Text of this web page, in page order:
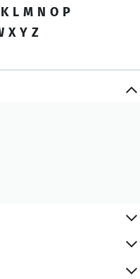
K L M N O P
X Y Z